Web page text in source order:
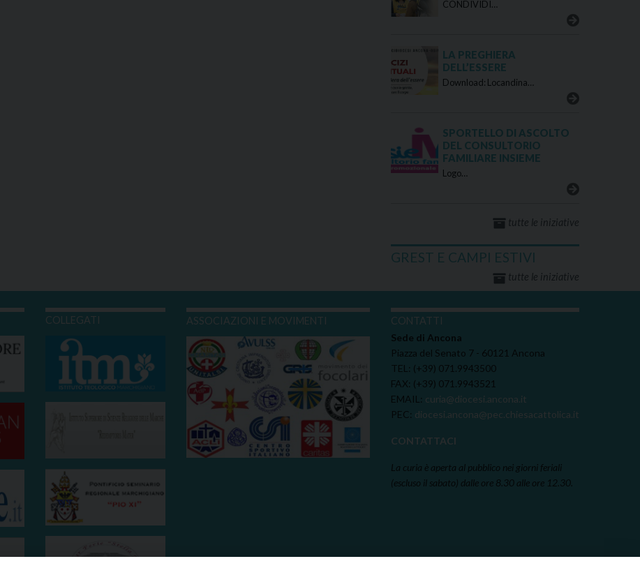
CONDIVIDI…
LA PREGHIERA
DELL’ESSERE
Download: Locandina…
SPORTELLO DI ASCOLTO
DEL CONSULTORIO
FAMILIARE INSIEME
Logo…
tutte le iniziative
GREST E CAMPI ESTIVI
tutte le iniziative
COLLEGATI ASSOCIAZIONI E MOVIMENTI
CONTATTI
Sede di Ancona
Piazza del Senato 7 - 60121 Ancona
TEL: (+39) 071.9943500
FAX: (+39) 071.9943521
EMAIL: curia@diocesi.ancona.it
PEC: diocesi.ancona@pec.chiesacattolica.it
CONTATTACI
La curia è aperta al pubblico nei giorni feriali
(escluso il sabato) dalle ore 8.30 alle ore 12.30.